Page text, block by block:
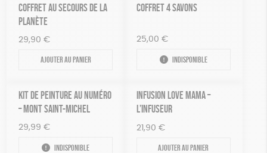
COFFRET AU SECOURS DE LA
PLANÈTE
29,90 €
Ajouter au panier
COFFRET 4 SAVONS
25,00 €
Indisponible
KIT DE PEINTURE AU NUMÉRO
– MONT SAINT-MICHEL
29,99 €
Indisponible
INFUSION LOVE MAMA –
L’INFUSEUR
21,90 €
Ajouter au panier